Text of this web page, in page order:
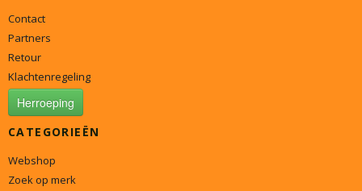
Contact
Partners
Retour
Klachtenregeling
Herroeping
CATEGORIEËN
Webshop
Zoek op merk